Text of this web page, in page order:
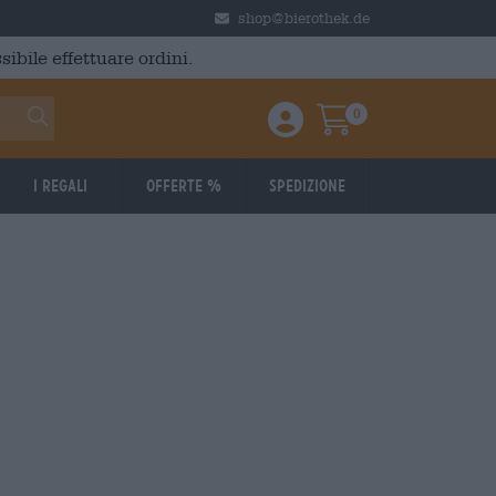
shop@bierothek.de
effettuare ordini.
Einloggen / Anmelden
Warenkorb
0
I regali Offerte % Spedizione